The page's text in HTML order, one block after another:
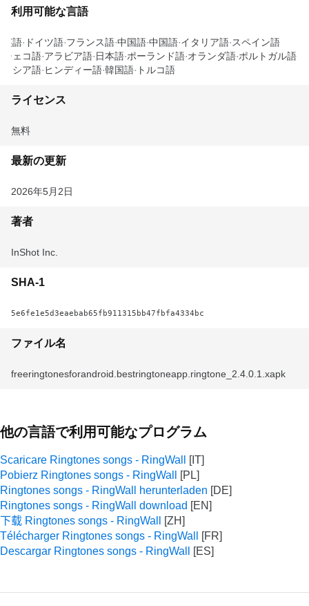
利用可能な言語
英語 ドイツ語 フランス語 中国語 中国語 イタリア語 スペイン語
チェコ語 アラビア語 日本語 ポーランド語 オランダ語 ポルトガル語
ロシア語 ヒンディー語 韓国語 トルコ語
ライセンス
無料
最新の更新
2026年5月2日
著者
InShot Inc.
SHA-1
5e6fe1e5d3eaebab65fb911315bb47fbfa4334bc
ファイル名
freeringtonesforandroid.bestringtoneapp.ringtone_2.4.0.1.xapk
他の言語で利用可能なプログラム
Scaricare Ringtones songs - RingWall
Pobierz Ringtones songs - RingWall
Ringtones songs - RingWall herunterladen
Ringtones songs - RingWall download
下载 Ringtones songs - RingWall
Télécharger Ringtones songs - RingWall
Descargar Ringtones songs - RingWall